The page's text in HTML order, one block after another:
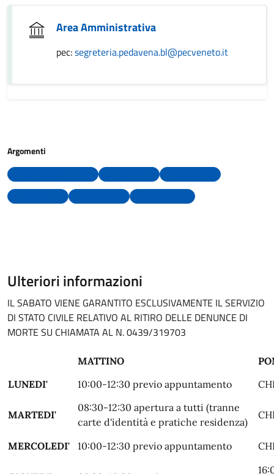
Area Amministrativa
pec:segreteria.pedavena.bl@pecveneto.it
Argomenti
Ulteriori informazioni
IL SABATO VIENE GARANTITO ESCLUSIVAMENTE IL SERVIZIO
DI STATO CIVILE RELATIVO AL RITIRO DELLE DENUNCE DI
MORTE SU CHIAMATA AL N. 0439/319703
MATTINO
LUNEDI'
10:00-12:30 previo appuntamento
MARTEDI'
08:30-12:30 apertura a tutti (tranne
carte d'identità e pratiche residenza)
MERCOLEDI' 10:00-12:30 previo appuntamento